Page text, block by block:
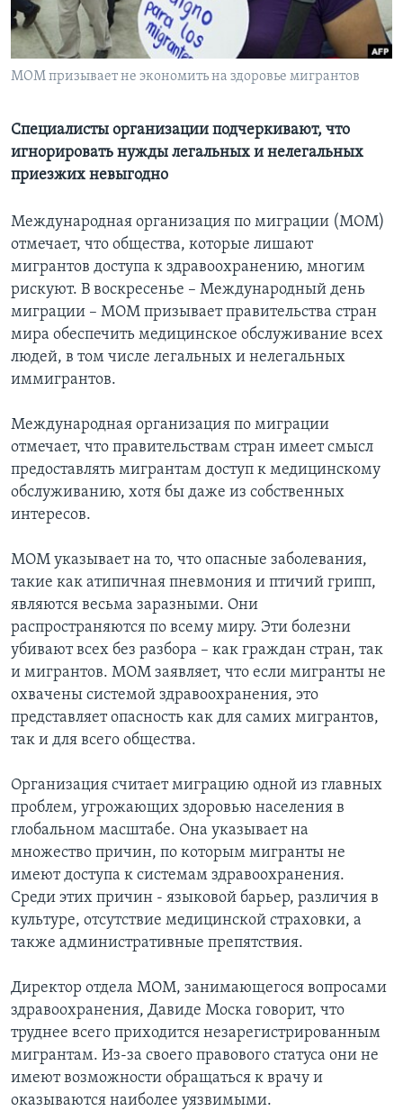
Learning English
СОЦИАЛЬНЫЕ СЕТИ
Языки
МОМ призывает не экономить на здоровье мигрантов
Специалисты организации подчеркивают, что
игнорировать нужды легальных и нелегальных
приезжих невыгодно
Международная организация по миграции (МОМ)
отмечает, что общества, которые лишают
мигрантов доступа к здравоохранению, многим
рискуют. В воскресенье – Международный день
миграции – МОМ призывает правительства стран
мира обеспечить медицинское обслуживание всех
людей, в том числе легальных и нелегальных
иммигрантов.
Международная организация по миграции
отмечает, что правительствам стран имеет смысл
предоставлять мигрантам доступ к медицинскому
обслуживанию, хотя бы даже из собственных
интересов.
МОМ указывает на то, что опасные заболевания,
такие как атипичная пневмония и птичий грипп,
являются весьма заразными. Они
распространяются по всему миру. Эти болезни
убивают всех без разбора – как граждан стран, так
и мигрантов. МОМ заявляет, что если мигранты не
охвачены системой здравоохранения, это
представляет опасность как для самих мигрантов,
так и для всего общества.
Организация считает миграцию одной из главных
проблем, угрожающих здоровью населения в
глобальном масштабе. Она указывает на
множество причин, по которым мигранты не
имеют доступа к системам здравоохранения.
Среди этих причин - языковой барьер, различия в
культуре, отсутствие медицинской страховки, а
также административные препятствия.
Директор отдела МОМ, занимающегося вопросами
здравоохранения, Давиде Моска говорит, что
труднее всего приходится незарегистрированным
мигрантам. Из-за своего правового статуса они не
имеют возможности обращаться к врачу и
оказываются наиболее уязвимыми.